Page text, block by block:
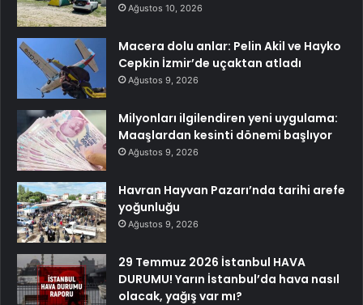
Ağustos 10, 2026
Macera dolu anlar: Pelin Akil ve Hayko
Cepkin İzmir’de uçaktan atladı
Ağustos 9, 2026
Milyonları ilgilendiren yeni uygulama:
Maaşlardan kesinti dönemi başlıyor
Ağustos 9, 2026
Havran Hayvan Pazarı’nda tarihi arefe
yoğunluğu
Ağustos 9, 2026
29 Temmuz 2026 İstanbul HAVA
DURUMU! Yarın İstanbul’da hava nasıl
olacak, yağış var mı?